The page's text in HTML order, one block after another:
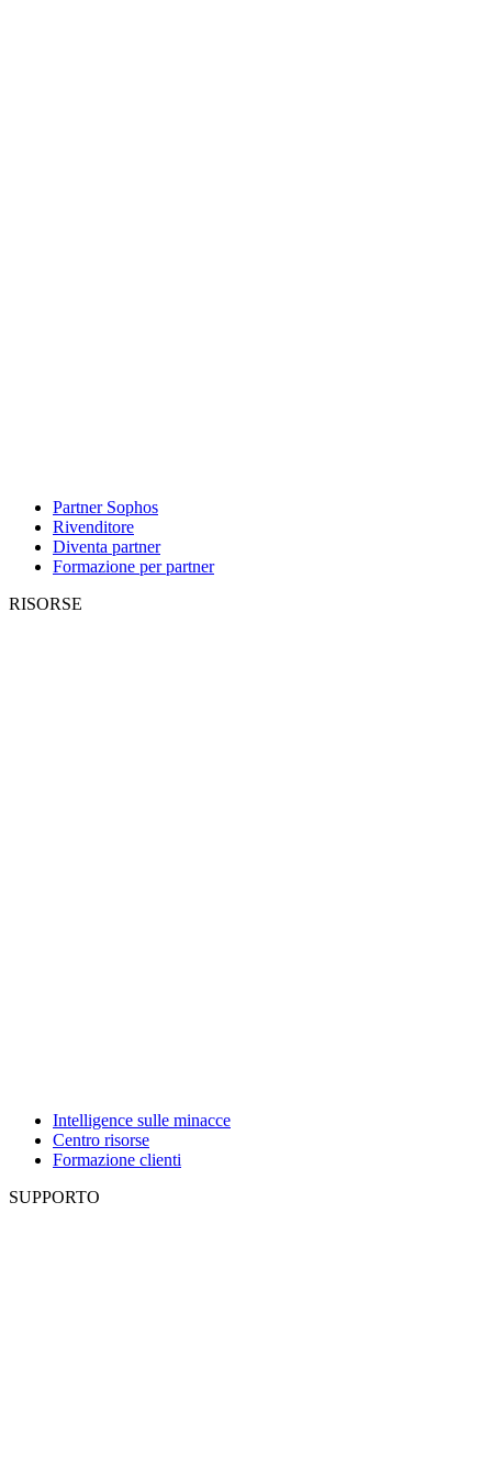
Partner Sophos
Rivenditore
Diventa partner
Formazione per partner
RISORSE
Intelligence sulle minacce
Centro risorse
Formazione clienti
SUPPORTO